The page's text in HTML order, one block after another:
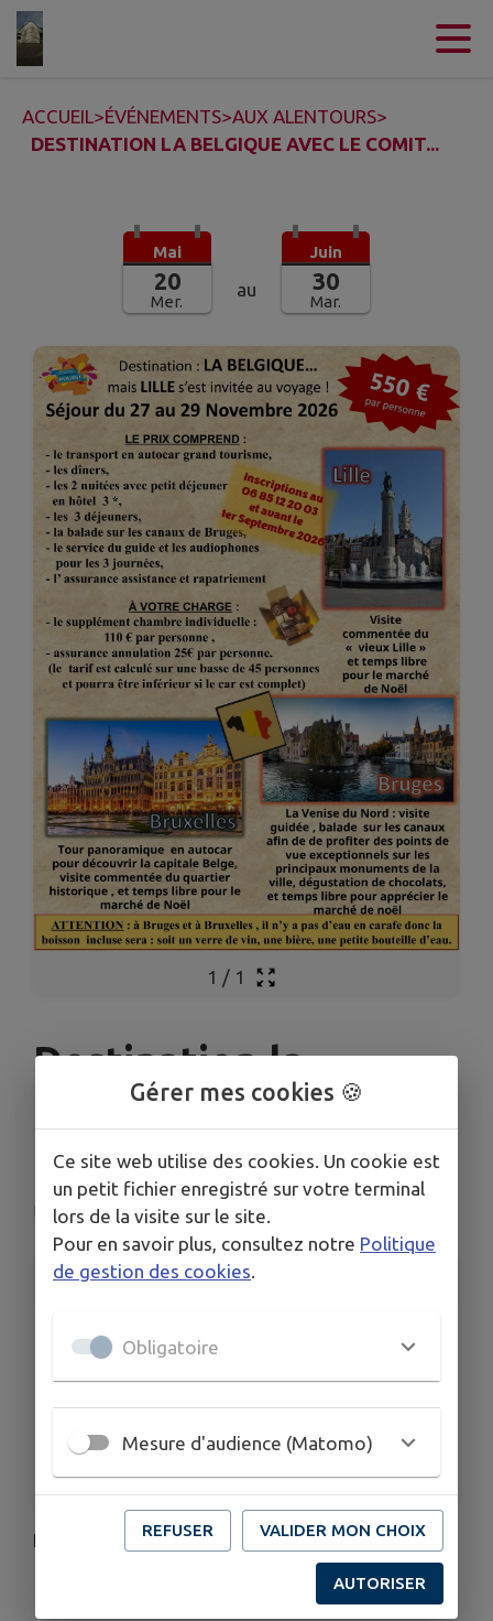
ACCUEIL>ÉVÉNEMENTS>AUX ALENTOURS>
DESTINATION LA BELGIQUE AVEC LE COMIT...
Mai
20
Mer.
au
Juin
30
Mar.
1 / 1
Destination la
BELGIQUE avec le
Comité des Fêtes .
Pouant
INFORMATIONS PRATIQUES
Pouant
Du mer. 20 mai au mar. 30 juin
HORAIRES
À 12h00
N'hésitez pas à vous inscrire.
Gérer mes cookies 🍪
Ce site web utilise des cookies. Un cookie est
un petit fichier enregistré sur votre terminal
lors de la visite sur le site.
Pour en savoir plus, consultez notre Politique
de gestion des cookies.
Obligatoire
Mesure d'audience (Matomo)
REFUSER VALIDER MON CHOIX
AUTORISER